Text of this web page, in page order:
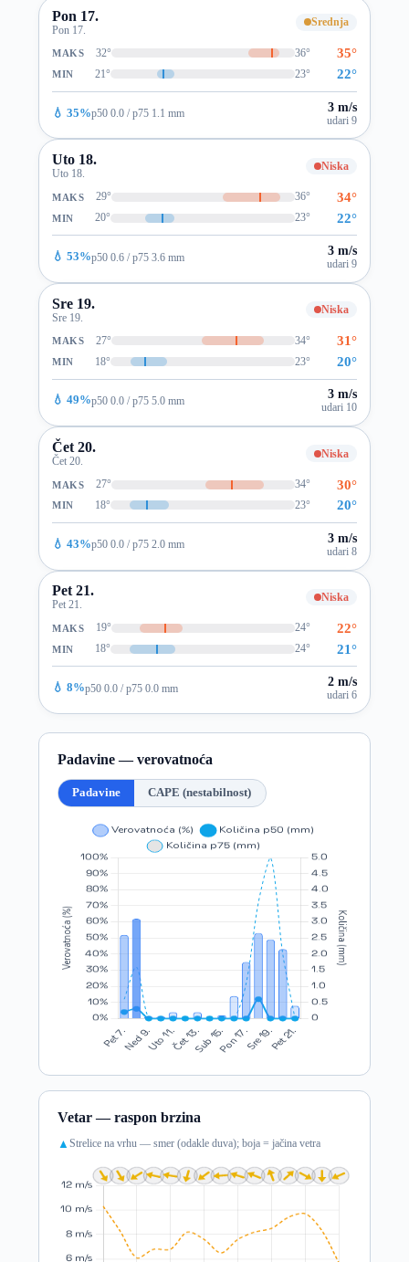
Pon 17.
Pon 17.
Srednja
MAKS 32° 36° 35°
MIN 21° 23° 22°
💧 35%p50 0.0 / p75 1.1 mm 3 m/s
udari 9
Uto 18.
Uto 18.
Niska
MAKS 29° 36° 34°
MIN 20° 23° 22°
💧 53%p50 0.6 / p75 3.6 mm 3 m/s
udari 9
Sre 19.
Sre 19.
Niska
MAKS 27° 34° 31°
MIN 18° 23° 20°
💧 49%p50 0.0 / p75 5.0 mm 3 m/s
udari 10
Čet 20.
Čet 20.
Niska
MAKS 27° 34° 30°
MIN 18° 23° 20°
💧 43%p50 0.0 / p75 2.0 mm 3 m/s
udari 8
Pet 21.
Pet 21.
Niska
MAKS 19° 24° 22°
MIN 18° 24° 21°
💧 8%p50 0.0 / p75 0.0 mm 2 m/s
udari 6
Padavine — verovatnoća
Padavine CAPE (nestabilnost)
Vetar — raspon brzina
▲ Strelice na vrhu — smer (odakle duva); boja = jačina vetra